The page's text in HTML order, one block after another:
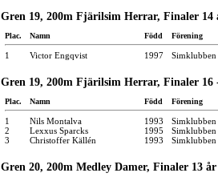
Gren 19, 200m Fjärilsim Herrar, Finaler 14
Plac. Namn Född Förening
1 Victor Engqvist 1997 Simklubben
Gren 19, 200m Fjärilsim Herrar, Finaler 16
Plac. Namn Född Förening
1 Nils Montalva 1993
Simklubben
2
Lexxus Sparcks 1995
3
Christoffer Källén 1993
Gren 20, 200m Medley Damer, Finaler 13